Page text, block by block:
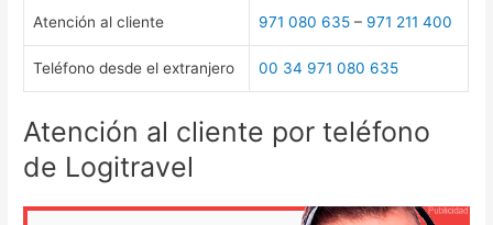
Atención al cliente 971 080 635 – 971 211 400
Teléfono desde el extranjero 00 34 971 080 635
Atención al cliente por teléfono
de Logitravel